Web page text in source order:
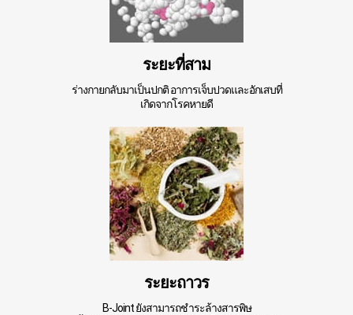
ระยะที่สาม
ร่างกายกลับมาเป็นปกติ อาการเจ็บปวดและอักเสบที่
เกิดจากโรคหายดี
ระยะถาวร
B-Joint ยังสามารถชำระล้างสารพิษ